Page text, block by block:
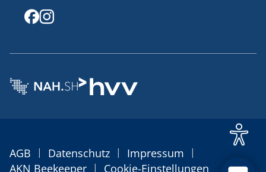
AGB | Datenschutz | Impressum |
AKN Beekeeper | Cookie-Einstellungen